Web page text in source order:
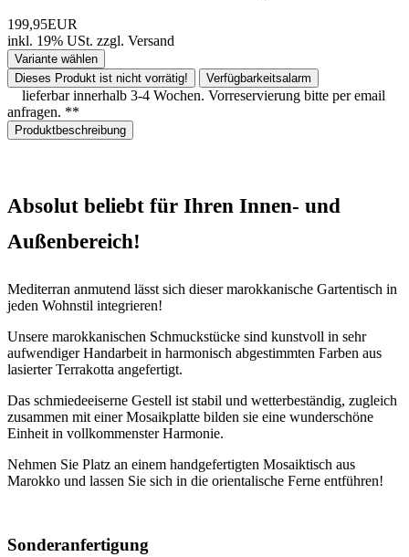
199,95EUR
inkl. 19% USt. zzgl. Versand
Variante wählen
Dieses Produkt ist nicht vorrätig!
Verfügbarkeitsalarm
lieferbar innerhalb 3-4 Wochen. Vorreservierung bitte per email
anfragen. **
Produktbeschreibung
Absolut beliebt für Ihren Innen- und
Außenbereich!
Mediterran anmutend lässt sich dieser marokkanische Gartentisch in
jeden Wohnstil integrieren!
Unsere marokkanischen Schmuckstücke sind kunstvoll in sehr
aufwendiger Handarbeit in harmonisch abgestimmten Farben aus
lasierter Terrakotta angefertigt.
Das schmiedeeiserne Gestell ist stabil und wetterbeständig, zugleich
zusammen mit einer Mosaikplatte bilden sie eine wunderschöne
Einheit in vollkommenster Harmonie.
Nehmen Sie Platz an einem handgefertigten Mosaiktisch aus
Marokko und lassen Sie sich in die orientalische Ferne entführen!
Sonderanfertigung